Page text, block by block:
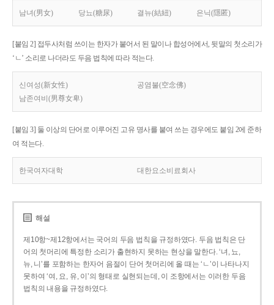
남녀(男女) 당뇨(糖尿) 결뉴(結紐) 은닉(隱匿)
[붙임 2] 접두사처럼 쓰이는 한자가 붙어서 된 말이나 합성어에서, 뒷말의 첫소리가
‘ㄴ’ 소리로 나더라도 두음 법칙에 따라 적는다.
신여성(新女性)
공염불(空念佛)
남존여비(男尊女卑)
[붙임 3] 둘 이상의 단어로 이루어진 고유 명사를 붙여 쓰는 경우에도 붙임 2에 준하
여 적는다.
한국여자대학 대한요소비료회사
해설
제10항~제12항에서는 국어의 두음 법칙을 규정하였다. 두음 법칙은 단
어의 첫머리에 특정한 소리가 출현하지 못하는 현상을 말한다. ‘녀, 뇨,
뉴, 니’를 포함하는 한자어 음절이 단어 첫머리에 올 때는 ‘ㄴ’이 나타나지
못하여 ‘여, 요, 유, 이’의 형태로 실현되는데, 이 조항에서는 이러한 두음
법칙의 내용을 규정하였다.